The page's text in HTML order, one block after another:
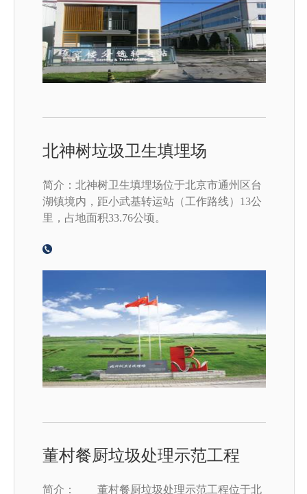
北神树垃圾卫生填埋场
简介：北神树卫生填埋场位于北京市通州区台
湖镇境内，距小武基转运站（工作路线）13公
里，占地面积33.76公顷。
董村餐厨垃圾处理示范工程
简介： 董村餐厨垃圾处理示范工程位于北